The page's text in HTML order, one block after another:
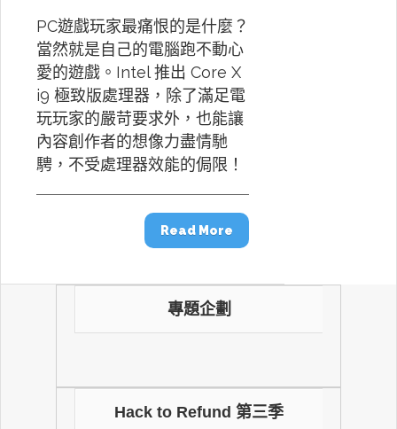
PC遊戲玩家最痛恨的是什麼？
當然就是自己的電腦跑不動心
愛的遊戲。Intel 推出 Core X
i9 極致版處理器，除了滿足電
玩玩家的嚴苛要求外，也能讓
內容創作者的想像力盡情馳
騁，不受處理器效能的侷限！
Read More
專題企劃
Hack to Refund 第三季